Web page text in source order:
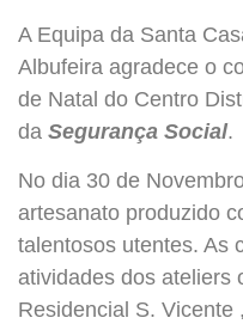
A Equipa da Santa
Albufeira agradece o
de Natal do Centro
da Segurança Social.
No dia 30 de
artesanato produzido
talentosos utentes. As
atividades dos ateliers
Residencial S. Vicente